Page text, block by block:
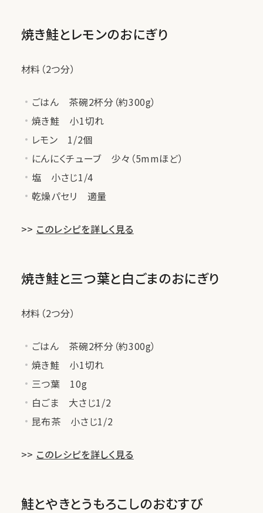
焼き鮭とレモンのおにぎり
材料（2つ分）
ごはん 茶碗2杯分（約300g）
焼き鮭 小1切れ
レモン 1/2個
にんにくチューブ 少々（5mmほど）
塩 小さじ1/4
乾燥パセリ 適量
>> このレシピを詳しく見る
焼き鮭と三つ葉と白ごまのおにぎり
材料（2つ分）
ごはん 茶碗2杯分（約300g）
焼き鮭 小1切れ
三つ葉 10g
白ごま 大さじ1/2
昆布茶 小さじ1/2
>> このレシピを詳しく見る
鮭とやきとうもろこしのおむすび